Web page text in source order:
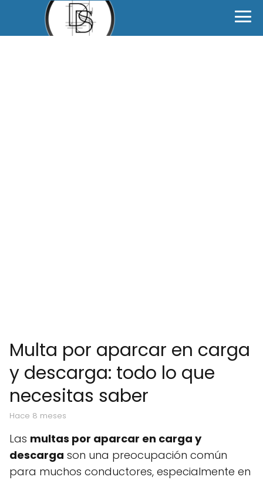
Multa por aparcar en carga
y descarga: todo lo que
necesitas saber
hace 8 meses
Las multas por aparcar en carga y
descarga son una preocupación común
para muchos conductores, especialmente en